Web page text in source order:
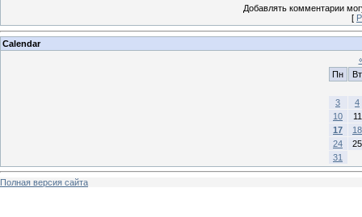
Добавлять комментарии
[
Calendar
Пн
Вт
3
4
10
11
17
18
24
25
31
Полная версия сайта